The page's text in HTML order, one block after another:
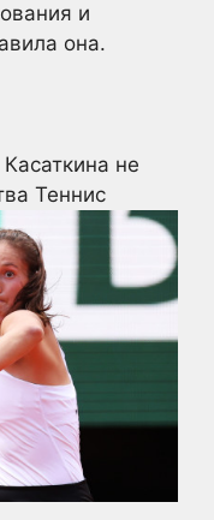
и
она.
не
Теннис